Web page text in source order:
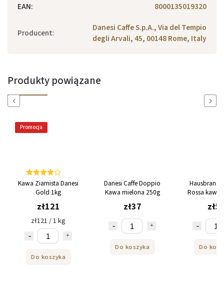
EAN: 8000135019320
Producent:
Danesi Caffe S.p.A., Via del Tempio
degli Arvali, 45, 00148 Rome, Italy
Produkty powiązane
Previous
Promocja
Kawa Ziarnista Danesi
Gold 1kg
zł121
zł121 / 1 kg
Do koszyka
Danesi Caffe Doppio
Kawa mielona 250g
zł37
Do koszyka
Hausbrandt
Rossa kawa
500g
zł55
Do
Next